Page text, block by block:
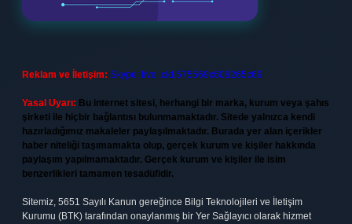
Reklam ve İletişim: Skype: live:.cid.575569c608265c69
Yasal Uyarı: Bu internet sitesi, herhangi bir marka, kurum veya şahıs
şirketi ile hiçbir bağlantısı bulunmamaktadır. Sitede yalnızca kendi
hazırladığımız makaleler paylaşılmaktadır. Burada yer alan içerikler
haber niteliği taşımamakta olup, gerçek kurum ve kişiler hakkında
paylaşım yapılmamaktadır. Gerçek kurum ve kişiler ile isim
benzerlikleri tamamen tesadüfidir.
Sitemiz, 5651 Sayılı Kanun gereğince Bilgi Teknolojileri ve İletişim
Kurumu (BTK) tarafından onaylanmış bir Yer Sağlayıcı olarak hizmet